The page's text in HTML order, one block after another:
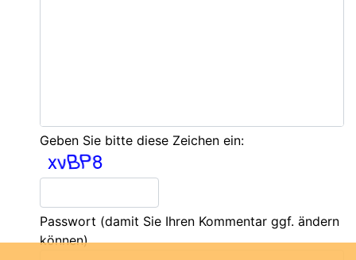
Geben Sie bitte diese Zeichen ein:
Passwort (damit Sie Ihren Kommentar ggf. ändern
können)